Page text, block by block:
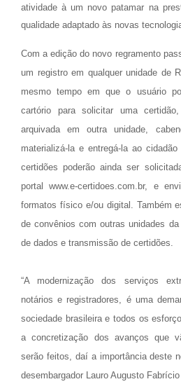
atividade à um novo patamar na
qualidade adaptado às novas
Com a edição do novo regramento
um registro em qualquer unidade de
mesmo tempo em que o usuário
cartório para solicitar uma
arquivada em outra unidade,
materializá-la e entregá-la ao
certidões poderão ainda ser
portal www.e-certidoes.com.br, e
formatos físico e/ou digital. Também
de convênios com outras unidades
de dados e transmissão de certidões.
“A modernização dos serviços
notários e registradores, é uma
sociedade brasileira e todos os
a concretização dos avanços que
serão feitos, daí a importância deste
desembargador Lauro Augusto